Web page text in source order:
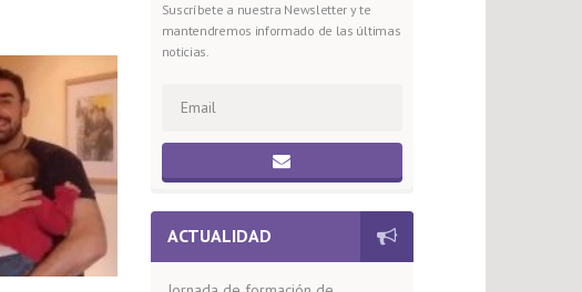
Suscríbete a nuestra Newsletter y te
mantendremos informado de las últimas
noticias.
ACTUALIDAD